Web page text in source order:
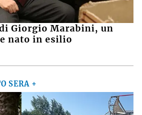
Giorgio Marabini, un
nato in esilio
SERA +